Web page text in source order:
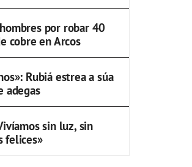
por robar 40
cobre en Arcos
Rubiá estrea a súa
adegas
sin luz, sin
felices»